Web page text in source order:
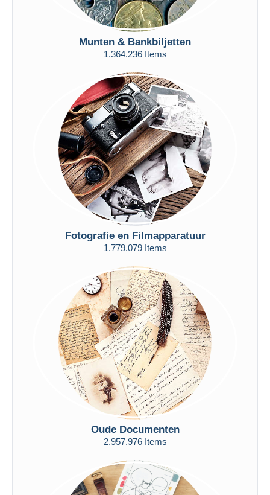
Munten & Bankbiljetten
1.364.236 Items
Fotografie en Filmapparatuur
1.779.079 Items
Oude Documenten
2.957.976 Items